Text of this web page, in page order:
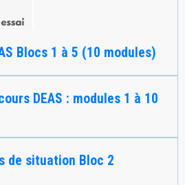
Blocs 1 à 5 (10 modules)
DEAS : modules 1 à 10
de situation Bloc 2